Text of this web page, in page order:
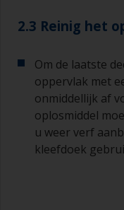
2.3 Reinig het
Om de laatste
oppervlak met
onmiddellijk af
oplosmiddel
u weer verf
kleefdoek